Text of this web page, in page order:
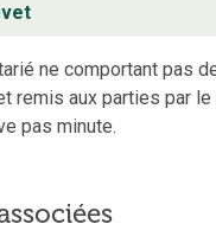
ne comportant pas
remis aux parties par le
pas minute.